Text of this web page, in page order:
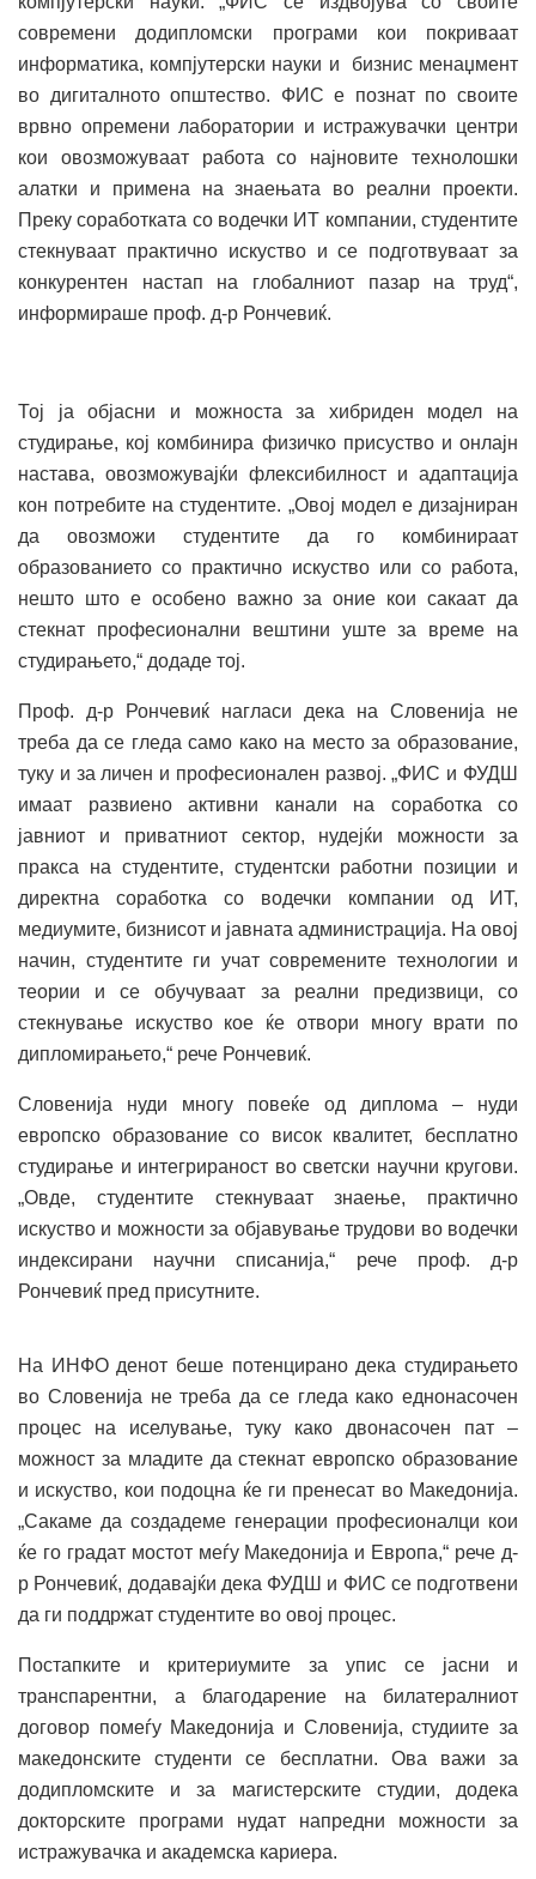
современи додипломски програми кои покриваат
информатика, компјутерски науки и бизнис менаџмент
во дигиталното општество. ФИС е познат по своите
врвно опремени лаборатории и истражувачки центри
кои овозможуваат работа со најновите технолошки
алатки и примена на знаењата во реални проекти.
Преку соработката со водечки ИТ компании, студентите
стекнуваат практично искуство и се подготвуваат за
конкурентен настап на глобалниот пазар на труд“,
информираше проф. д-р Рончевиќ.
Тој ја објасни и можноста за хибриден модел на
студирање, кој комбинира физичко присуство и онлајн
настава, овозможувајќи флексибилност и адаптација
кон потребите на студентите. „Овој модел е дизајниран
да овозможи студентите да го комбинираат
образованието со практично искуство или со работа,
нешто што е особено важно за оние кои сакаат да
стекнат професионални вештини уште за време на
студирањето,“ додаде тој.
Проф. д-р Рончевиќ нагласи дека на Словенија не
треба да се гледа само како на место за образование,
туку и за личен и професионален развој. „ФИС и ФУДШ
имаат развиено активни канали на соработка со
јавниот и приватниот сектор, нудејќи можности за
пракса на студентите, студентски работни позиции и
директна соработка со водечки компании од ИТ,
медиумите, бизнисот и јавната администрација. На овој
начин, студентите ги учат современите технологии и
теории и се обучуваат за реални предизвици, со
стекнување искуство кое ќе отвори многу врати по
дипломирањето,“ рече Рончевиќ.
Словенија нуди многу повеќе од диплома – нуди
европско образование со висок квалитет, бесплатно
студирање и интегрираност во светски научни кругови.
„Овде, студентите стекнуваат знаење, практично
искуство и можности за објавување трудови во водечки
индексирани научни списанија,“ рече проф. д-р
Рончевиќ пред присутните.
На ИНФО денот беше потенцирано дека студирањето
во Словенија не треба да се гледа како еднонасочен
процес на иселување, туку како двонасочен пат –
можност за младите да стекнат европско образование
и искуство, кои подоцна ќе ги пренесат во Македонија.
„Сакаме да создадеме генерации професионалци кои
ќе го градат мостот меѓу Македонија и Европа,“ рече д-
р Рончевиќ, додавајќи дека ФУДШ и ФИС се подготвени
да ги поддржат студентите во овој процес.
Постапките и критериумите за упис се јасни и
транспарентни, а благодарение на билатералниот
договор помеѓу Македонија и Словенија, студиите за
македонските студенти се бесплатни. Ова важи за
додипломските и за магистерските студии, додека
докторските програми нудат напредни можности за
истражувачка и академска кариера.